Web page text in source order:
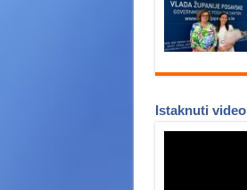
Istaknuti video